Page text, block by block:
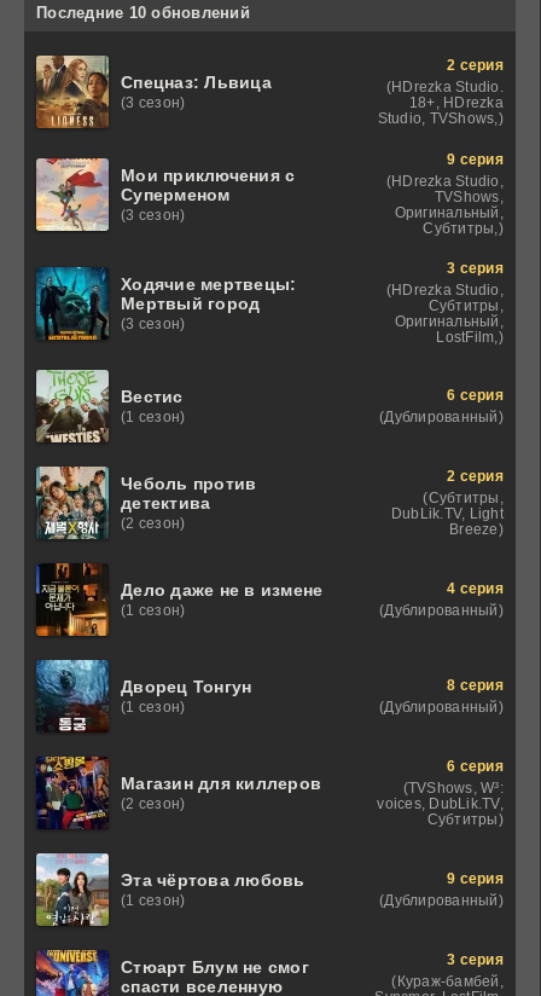
Последние 10 обновлений
Спецназ: Львица
(3 сезон)
2 серия
(HDrezka Studio.
18+, HDrezka
Studio, TVShows,)
Мои приключения с
Суперменом
(3 сезон)
9 серия
(HDrezka Studio,
TVShows,
Оригинальный,
Субтитры,)
Ходячие мертвецы:
Мертвый город
(3 сезон)
3 серия
(HDrezka Studio,
Субтитры,
Оригинальный,
LostFilm,)
Вестис
(1 сезон)
6 серия
(Дублированный)
Чеболь против
детектива
(2 сезон)
2 серия
(Субтитры,
DubLik.TV, Light
Breeze)
Дело даже не в измене
(1 сезон)
4 серия
(Дублированный)
Дворец Тонгун
(1 сезон)
8 серия
(Дублированный)
Магазин для киллеров
(2 сезон)
6 серия
(TVShows, W³:
voices, DubLik.TV,
Субтитры)
Эта чёртова любовь
(1 сезон)
9 серия
(Дублированный)
Стюарт Блум не смог
спасти вселенную
3 серия
(Кураж-бамбей,